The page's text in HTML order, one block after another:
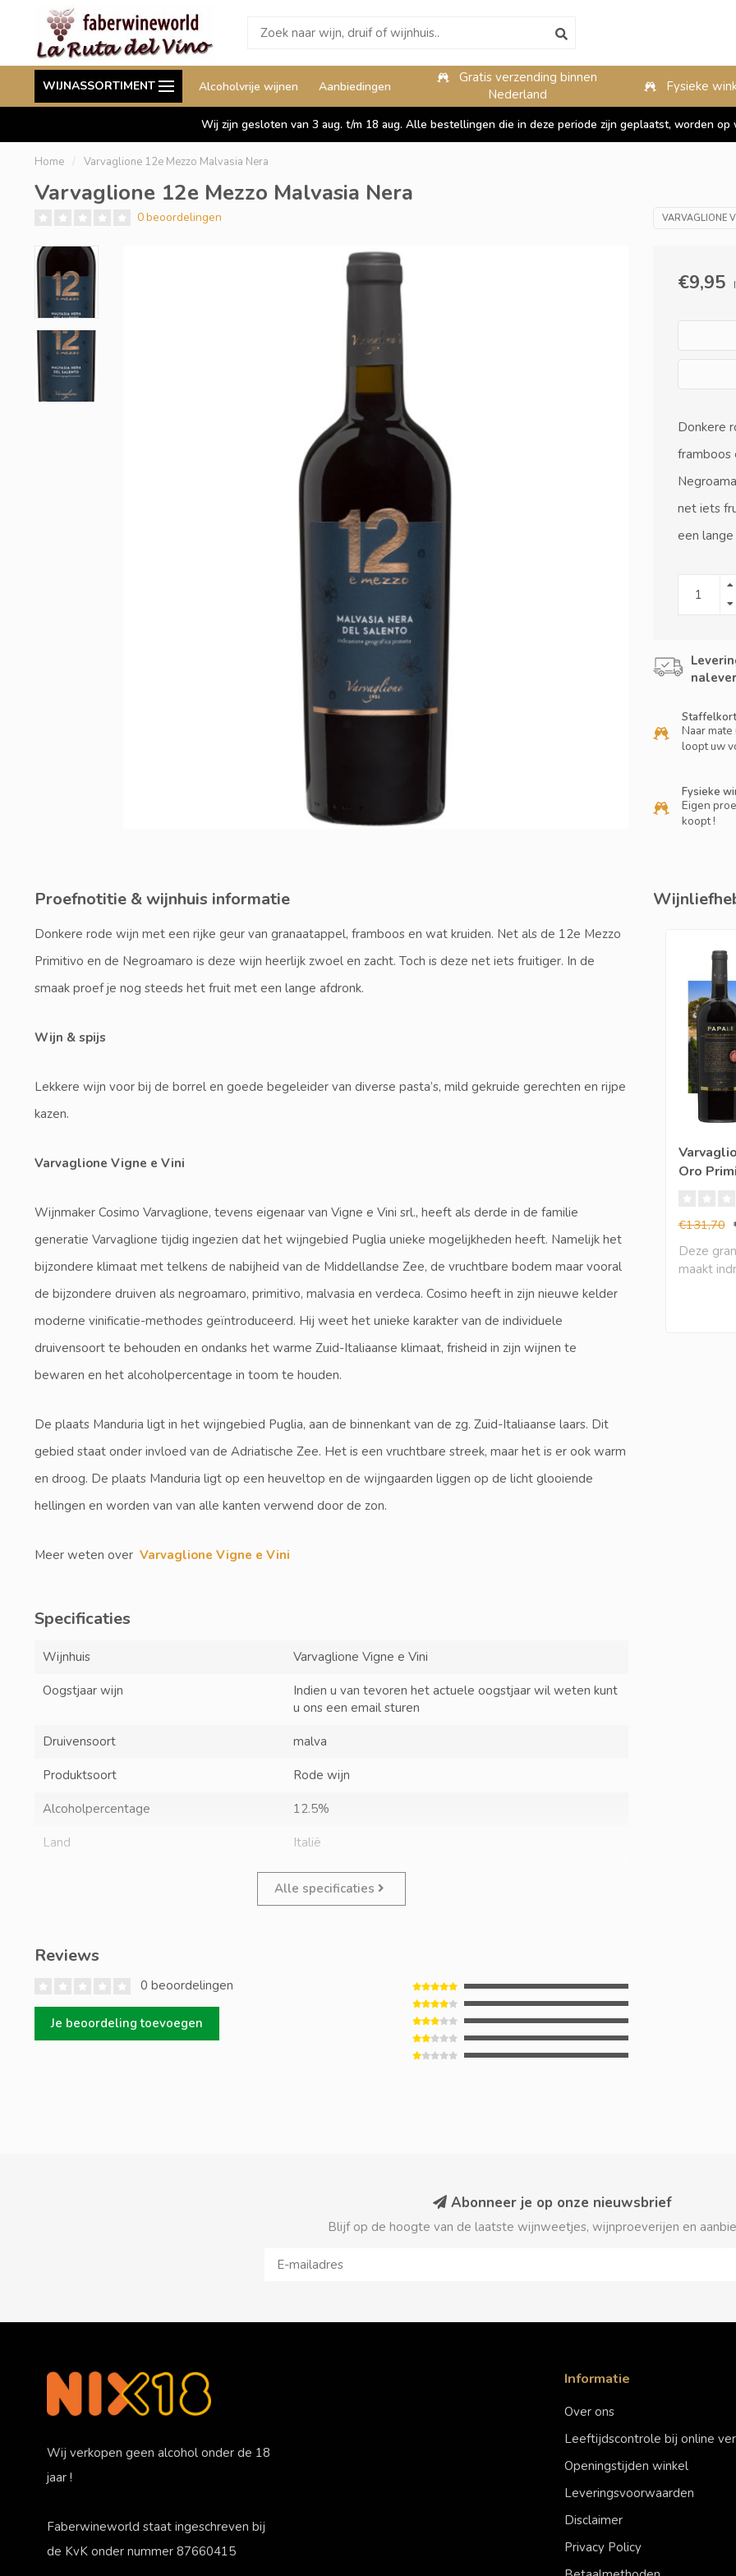
WIJNASSORTIMENT Alcoholvrije wijnen Aanbiedingen
Wij leveren ook aan België
Duitsland en Luxemburg
Staffelkorting tot wel 10%
Gratis verzending binnen
Nederland
Fysieke
Wij zijn gesloten van 3 aug. t/m 18 aug. Alle bestellingen die in deze periode zijn geplaatst, worden op
Home / Varvaglione 12e Mezzo Malvasia Nera
Varvaglione 12e Mezzo Malvasia Nera
0 beoordelingen VARVAGLIONE
€9,95
Donkere
framboos
net iets
een lange
Naar
loopt uw
Fysieke
Eigen
koopt !
Proefnotitie & wijnhuis informatie
Donkere rode wijn met een rijke geur van granaatappel, framboos en wat kruiden. Net als de 12e Mezzo
Primitivo en de Negroamaro is deze wijn heerlijk zwoel en zacht. Toch is deze net iets fruitiger. In de
smaak proef je nog steeds het fruit met een lange afdronk.
Wijn & spijs
Lekkere wijn voor bij de borrel en goede begeleider van diverse pasta’s, mild gekruide gerechten en rijpe
kazen.
Varvaglione Vigne e Vini
Wijnmaker Cosimo Varvaglione, tevens eigenaar van Vigne e Vini srl., heeft als derde in de familie
generatie Varvaglione tijdig ingezien dat het wijngebied Puglia unieke mogelijkheden heeft. Namelijk het
bijzondere klimaat met telkens de nabijheid van de Middellandse Zee, de vruchtbare bodem maar vooral
de bijzondere druiven als negroamaro, primitivo, malvasia en verdeca. Cosimo heeft in zijn nieuwe kelder
moderne vinificatie-methodes geïntroduceerd. Hij weet het unieke karakter van de individuele
druivensoort te behouden en ondanks het warme Zuid-Italiaanse klimaat, frisheid in zijn wijnen te
bewaren en het alcoholpercentage in toom te houden.
De plaats Manduria ligt in het wijngebied Puglia, aan de binnenkant van de zg. Zuid-Italiaanse laars. Dit
gebied staat onder invloed van de Adriatische Zee. Het is een vruchtbare streek, maar het is er ook warm
en droog. De plaats Manduria ligt op een heuveltop en de wijngaarden liggen op de licht glooiende
hellingen en worden van van alle kanten verwend door de zon.
Meer weten over Varvaglione Vigne e Vini
Specificaties
Wijnhuis Varvaglione Vigne e Vini
Oogstjaar wijn
Indien u van tevoren het actuele oogstjaar wil weten kunt
u ons een email sturen
Druivensoort malva
Produktsoort Rode wijn
Alcoholpercentage 12.5%
Land Italië
Alle specificaties
Reviews
0 beoordelingen
Je beoordeling toevoegen
Oro
€131,70
Deze
maakt
Abonneer je op onze nieuwsbrief
Blijf op de hoogte van de laatste wijnweetjes, wijnproeverijen en
Wij verkopen geen alcohol onder de 18
jaar !
Faberwineworld staat ingeschreven bij
de KvK onder nummer 87660415
Informatie
Over ons
Leeftijdscontrole bij online
Openingstijden winkel
Leveringsvoorwaarden
Disclaimer
Privacy Policy